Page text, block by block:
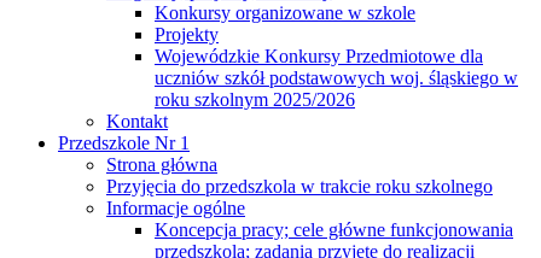
Konkursy organizowane w szkole
Projekty
Wojewódzkie Konkursy Przedmiotowe dla
uczniów szkół podstawowych woj. śląskiego w
roku szkolnym 2025/2026
Kontakt
Przedszkole Nr 1
Strona główna
Przyjęcia do przedszkola w trakcie roku szkolnego
Informacje ogólne
Koncepcja pracy; cele główne funkcjonowania
przedszkola; zadania przyjęte do realizacji